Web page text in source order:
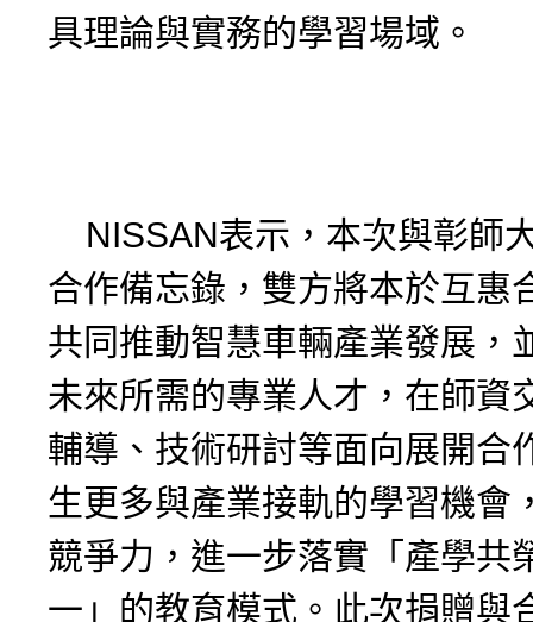
具理論與實務的學習場域。
NISSAN表示，本次與彰師
合作備忘錄，雙方將本於互惠
共同推動智慧車輛產業發展，
未來所需的專業人才，在師資
輔導、技術研討等面向展開合
生更多與產業接軌的學習機會
競爭力，進一步落實「產學共
一」的教育模式。此次捐贈與